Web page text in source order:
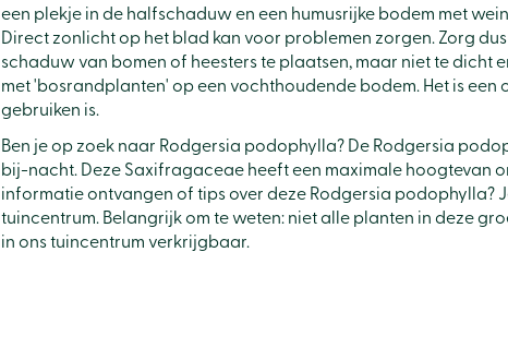
een plekje in de halfschaduw en een humusrijke bodem met
Direct zonlicht op het blad kan voor problemen zorgen. Zorg
schaduw van bomen of heesters te plaatsen, maar niet te dicht
met 'bosrandplanten' op een vochthoudende bodem. Het is
gebruiken is.
Ben je op zoek naar Rodgersia podophylla? De Rodgersia
bij-nacht. Deze Saxifragaceae heeft een maximale hoogtevan
informatie ontvangen of tips over deze Rodgersia podophylla?
tuincentrum. Belangrijk om te weten: niet alle planten in deze
in ons tuincentrum verkrijgbaar.